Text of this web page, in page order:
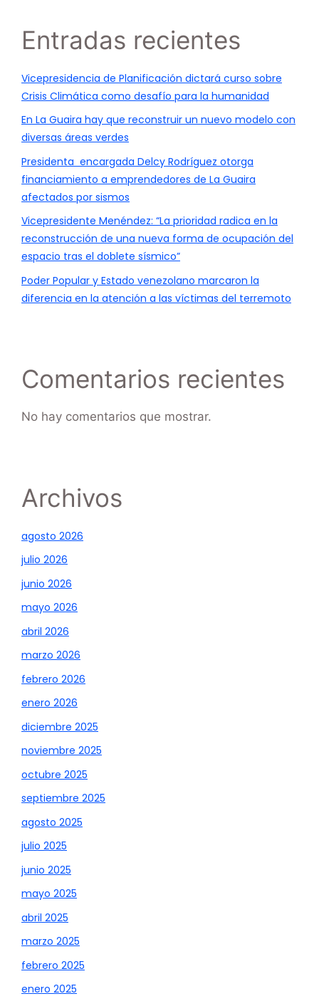
Entradas recientes
Vicepresidencia de Planificación dictará curso sobre
Crisis Climática como desafío para la humanidad
En La Guaira hay que reconstruir un nuevo modelo con
diversas áreas verdes
Presidenta encargada Delcy Rodríguez otorga
financiamiento a emprendedores de La Guaira
afectados por sismos
Vicepresidente Menéndez: “La prioridad radica en la
reconstrucción de una nueva forma de ocupación del
espacio tras el doblete sísmico”
Poder Popular y Estado venezolano marcaron la
diferencia en la atención a las víctimas del terremoto
Comentarios recientes
No hay comentarios que mostrar.
Archivos
agosto 2026
julio 2026
junio 2026
mayo 2026
abril 2026
marzo 2026
febrero 2026
enero 2026
diciembre 2025
noviembre 2025
octubre 2025
septiembre 2025
agosto 2025
julio 2025
junio 2025
mayo 2025
abril 2025
marzo 2025
febrero 2025
enero 2025